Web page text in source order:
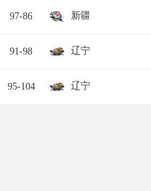
97-86 新疆
91-98 辽宁
95-104 辽宁